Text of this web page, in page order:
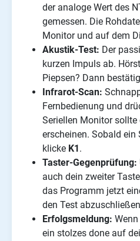
der analoge Wert des
gemessen. Die
Monitor und auf dem
Akustik-Test: Der
kurzen Impuls ab.
Piepsen? Dann
Infrarot-Scan:
Fernbedienung und
Seriellen Monitor sollte
erscheinen. Sobald ein
klicke K1.
Taster-Gegenprüfung:
auch dein zweiter
das Programm jetzt
den Test
Erfolgsmeldung:
ein stolzes done auf